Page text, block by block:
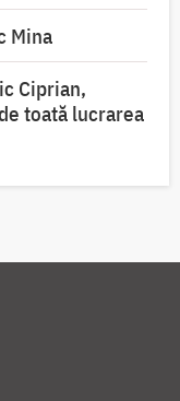
Mina
Ciprian,
toată lucrarea